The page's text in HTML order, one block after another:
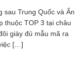
sau Trung Quốc và Ấn
thuộc TOP 3 tại châu
giày đủ mẫu mã ra
[…]